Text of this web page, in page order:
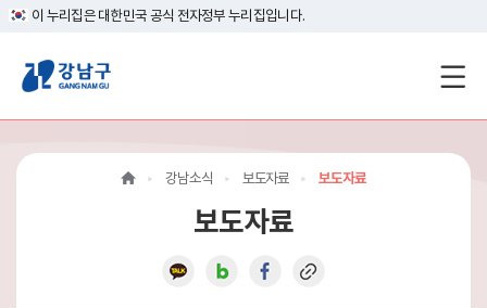
이 누리집은 대한민국 공식 전자정부 누리집입니다.
강
남
구
강남소식 보도자료 보도자료
보도자료